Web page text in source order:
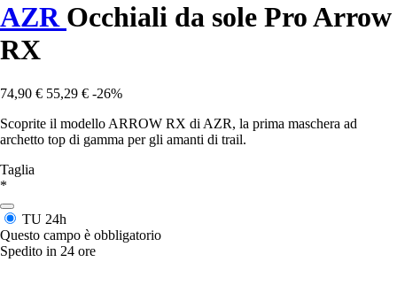
AZR Occhiali da sole Pro Arrow
RX
74,90 € 55,29 € -26%
Scoprite il modello ARROW RX di AZR, la prima maschera ad
archetto top di gamma per gli amanti di trail.
Taglia
*
TU 24h
Questo campo è obbligatorio
Spedito in 24 ore